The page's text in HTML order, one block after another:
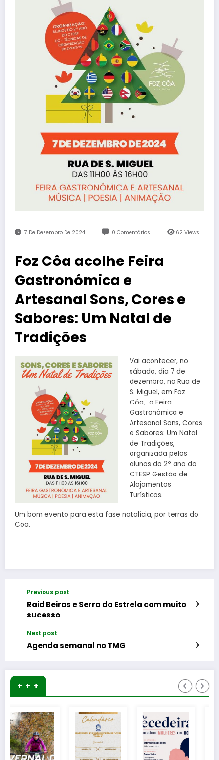
7 De Dezembro De 2024 0 Comentários 62Views
Foz Côa acolhe Feira
Gastronómica e
Artesanal Sons, Cores e
Sabores: Um Natal de
Tradições
Vai acontecer, no
sábado, dia 7 de
dezembro, na Rua de
S. Miguel, em Foz
Côa, a Feira
Gastronómica e
Artesanal Sons, Cores
e Sabores: Um Natal
de Tradições,
organizada pelos
alunos do 2º ano do
CTESP Gestão de
Alojamentos
Turísticos.
Um bom evento para esta fase natalícia, por terras do
Côa.
Previous post
Raid Beiras e Serra da Estrela com muito
sucesso
Next post
Agenda semanal no TMG
+ + +